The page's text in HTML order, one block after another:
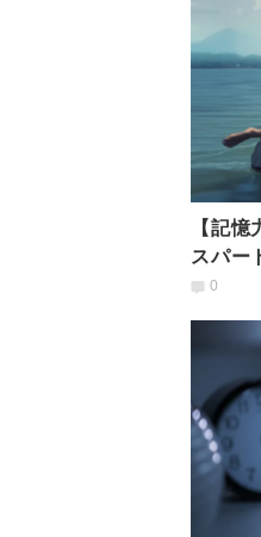
【記
スパー
イズ」
0